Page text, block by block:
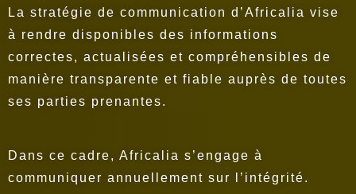
La stratégie de communication d’Africalia vise
à rendre disponibles des informations
correctes, actualisées et compréhensibles de
manière transparente et fiable auprès de toutes
ses parties prenantes.
Dans ce cadre, Africalia s’engage à
communiquer annuellement sur l’intégrité.